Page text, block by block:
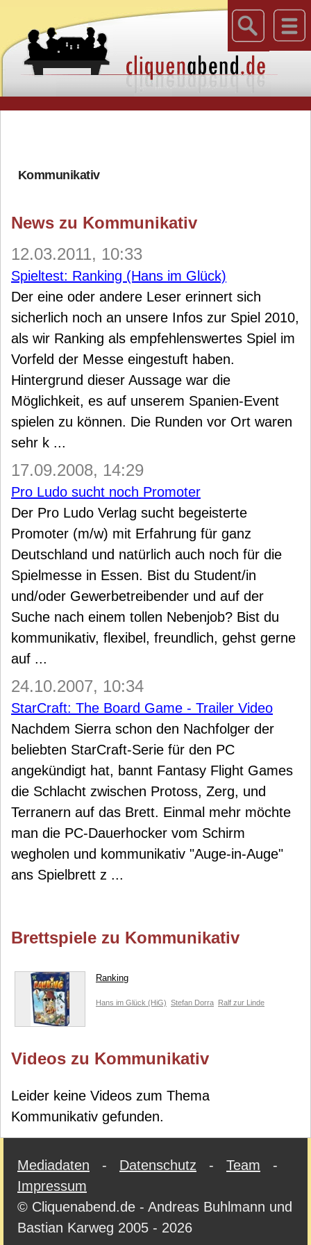
Kommunikativ
News zu Kommunikativ
12.03.2011, 10:33
Spieltest: Ranking (Hans im Glück)
Der eine oder andere Leser erinnert sich
sicherlich noch an unsere Infos zur Spiel 2010,
als wir Ranking als empfehlenswertes Spiel im
Vorfeld der Messe eingestuft haben.
Hintergrund dieser Aussage war die
Möglichkeit, es auf unserem Spanien-Event
spielen zu können. Die Runden vor Ort waren
sehr k ...
17.09.2008, 14:29
Pro Ludo sucht noch Promoter
Der Pro Ludo Verlag sucht begeisterte
Promoter (m/w) mit Erfahrung für ganz
Deutschland und natürlich auch noch für die
Spielmesse in Essen. Bist du Student/in
und/oder Gewerbetreibender und auf der
Suche nach einem tollen Nebenjob? Bist du
kommunikativ, flexibel, freundlich, gehst gerne
auf ...
24.10.2007, 10:34
StarCraft: The Board Game - Trailer Video
Nachdem Sierra schon den Nachfolger der
beliebten StarCraft-Serie für den PC
angekündigt hat, bannt Fantasy Flight Games
die Schlacht zwischen Protoss, Zerg, und
Terranern auf das Brett. Einmal mehr möchte
man die PC-Dauerhocker vom Schirm
wegholen und kommunikativ "Auge-in-Auge"
ans Spielbrett z ...
Brettspiele zu Kommunikativ
Ranking
Hans im Glück (HiG) Stefan Dorra Ralf zur Linde
Videos zu Kommunikativ
Leider keine Videos zum Thema
Kommunikativ gefunden.
Mediadaten - Datenschutz - Team -
Impressum
© Cliquenabend.de - Andreas Buhlmann und
Bastian Karweg 2005 - 2026